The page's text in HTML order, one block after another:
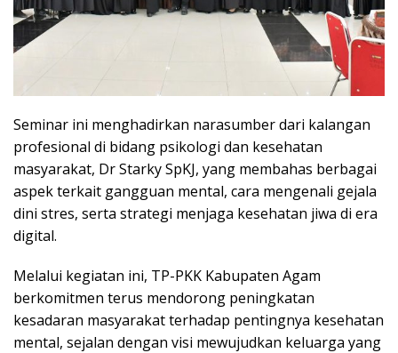
Seminar ini menghadirkan narasumber dari kalangan
profesional di bidang psikologi dan kesehatan
masyarakat, Dr Starky SpKJ, yang membahas berbagai
aspek terkait gangguan mental, cara mengenali gejala
dini stres, serta strategi menjaga kesehatan jiwa di era
digital.
Melalui kegiatan ini, TP-PKK Kabupaten Agam
berkomitmen terus mendorong peningkatan
kesadaran masyarakat terhadap pentingnya kesehatan
mental, sejalan dengan visi mewujudkan keluarga yang